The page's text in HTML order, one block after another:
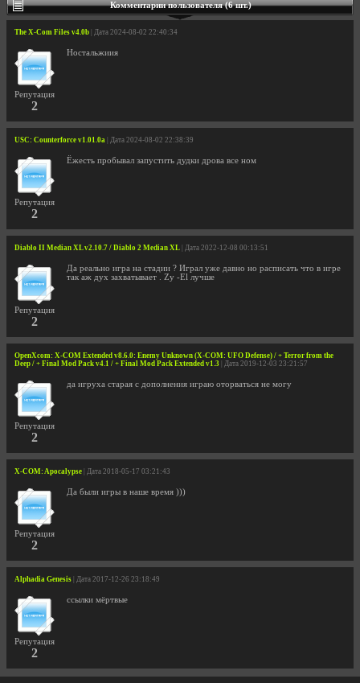
Комментарии пользователя (6 шт.)
The X-Com Files v4.0b | Дата 2024-08-02 22:40:34
Репутация
2
Ностальжиия
USC: Counterforce v1.01.0a | Дата 2024-08-02 22:38:39
Репутация
2
Ёжесть пробывал запустить дудки дрова все ном
Diablo II Median XL v2.10.7 / Diablo 2 Median XL | Дата 2022-12-08 00:13:51
Репутация
2
Да реально игра на стадии ? Играл уже давно но расписать что в игре
так аж дух захватывает . Zy -El лучше
OpenXcom: X-COM Extended v8.6.0: Enemy Unknown (X-COM: UFO Defense) / + Terror from the
Deep / + Final Mod Pack v4.1 / + Final Mod Pack Extended v1.3 | Дата 2019-12-03 23:21:57
Репутация
2
да игруха старая с дополнения играю оторваться не могу
X-COM: Apocalypse | Дата 2018-05-17 03:21:43
Репутация
2
Да были игры в наше время )))
Alphadia Genesis | Дата 2017-12-26 23:18:49
Репутация
2
ссылки мёртвые